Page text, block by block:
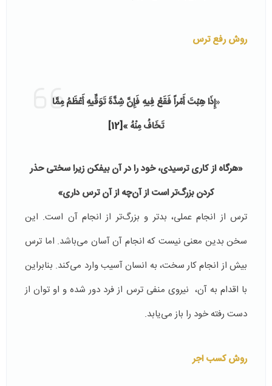
روش رفع ترس
«إِذَا هِبْتَ أَمْراًفَقَعْ فِیهِ فَإِنَّ شِدَّةَ تَوَقِّیهِ أَعْظَمُ مِمَّا
تَخَافُ مِنْهُ »[12]
«هرگاه از كاری ترسیدی، خود را در آن بیفکن زيرا سختى حذر
كردن بزرگ‌تر است از آن‌چه از آن ترس دارى»
ترس از انجام عملی، بدتر و بزرگ‌تر از انجام آن است. این
سخن بدین معنی نیست که انجام آن آسان می‌باشد. اما ترس
بیش از انجام کار سخت، به انسان آسیب وارد می‌کند. بنابراین
با اقدام به آن، نیروی منفی ترس از فرد دور شده و او توان از
دست رفته خود را باز می‌یابد.
روش کسب اجر